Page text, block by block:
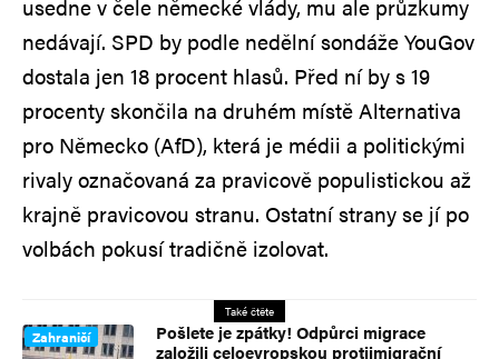
usedne v čele německé vlády, mu ale průzkumy
nedávají. SPD by podle nedělní sondáže YouGov
dostala jen 18 procent hlasů. Před ní by s 19
procenty skončila na druhém místě Alternativa
pro Německo (AfD), která je médii a politickými
rivaly označovaná za pravicově populistickou až
krajně pravicovou stranu. Ostatní strany se jí po
volbách pokusí tradičně izolovat.
Také čtěte
Zahraničí
Pošlete je zpátky! Odpůrci migrace
založili celoevropskou protiimigrační